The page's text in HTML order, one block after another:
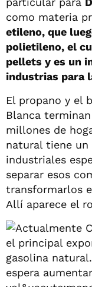
como materia
etileno, que
polietileno, el
pellets y es un
industrias para
El propano y el
Blanca
millones de
natural tiene
industriales
separar esos
transformarlos
Allí aparece el